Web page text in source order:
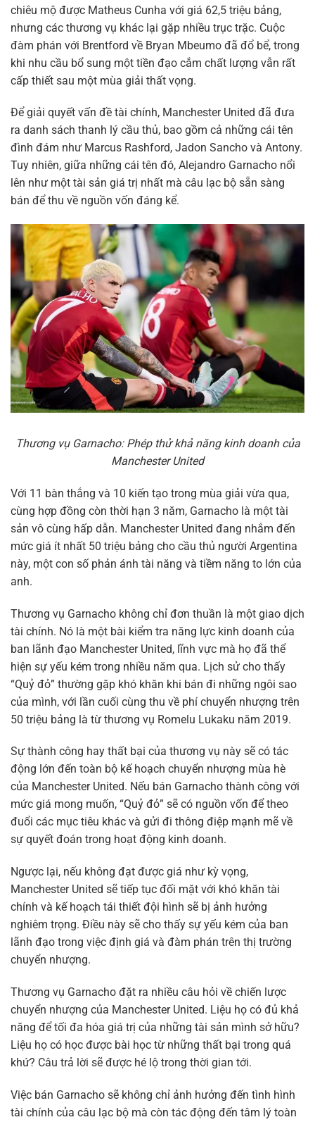
chiêu mộ được Matheus Cunha với giá 62,5 triệu bảng,
nhưng các thương vụ khác lại gặp nhiều trục trặc. Cuộc
đàm phán với Brentford về Bryan Mbeumo đã đổ bể, trong
khi nhu cầu bổ sung một tiền đạo cắm chất lượng vẫn rất
cấp thiết sau một mùa giải thất vọng.
Để giải quyết vấn đề tài chính, Manchester United đã đưa
ra danh sách thanh lý cầu thủ, bao gồm cả những cái tên
đình đám như Marcus Rashford, Jadon Sancho và Antony.
Tuy nhiên, giữa những cái tên đó, Alejandro Garnacho nổi
lên như một tài sản giá trị nhất mà câu lạc bộ sẵn sàng
bán để thu về nguồn vốn đáng kể.
Thương vụ Garnacho: Phép thử khả năng kinh doanh của
Manchester United
Với 11 bàn thắng và 10 kiến tạo trong mùa giải vừa qua,
cùng hợp đồng còn thời hạn 3 năm, Garnacho là một tài
sản vô cùng hấp dẫn. Manchester United đang nhắm đến
mức giá ít nhất 50 triệu bảng cho cầu thủ người Argentina
này, một con số phản ánh tài năng và tiềm năng to lớn của
anh.
Thương vụ Garnacho không chỉ đơn thuần là một giao dịch
tài chính. Nó là một bài kiểm tra năng lực kinh doanh của
ban lãnh đạo Manchester United, lĩnh vực mà họ đã thể
hiện sự yếu kém trong nhiều năm qua. Lịch sử cho thấy
“Quỷ đỏ” thường gặp khó khăn khi bán đi những ngôi sao
của mình, với lần cuối cùng thu về phí chuyển nhượng trên
50 triệu bảng là từ thương vụ Romelu Lukaku năm 2019.
Sự thành công hay thất bại của thương vụ này sẽ có tác
động lớn đến toàn bộ kế hoạch chuyển nhượng mùa hè
của Manchester United. Nếu bán Garnacho thành công với
mức giá mong muốn, “Quỷ đỏ” sẽ có nguồn vốn để theo
đuổi các mục tiêu khác và gửi đi thông điệp mạnh mẽ về
sự quyết đoán trong hoạt động kinh doanh.
Ngược lại, nếu không đạt được giá như kỳ vọng,
Manchester United sẽ tiếp tục đối mặt với khó khăn tài
chính và kế hoạch tái thiết đội hình sẽ bị ảnh hưởng
nghiêm trọng. Điều này sẽ cho thấy sự yếu kém của ban
lãnh đạo trong việc định giá và đàm phán trên thị trường
chuyển nhượng.
Thương vụ Garnacho đặt ra nhiều câu hỏi về chiến lược
chuyển nhượng của Manchester United. Liệu họ có đủ khả
năng để tối đa hóa giá trị của những tài sản mình sở hữu?
Liệu họ có học được bài học từ những thất bại trong quá
khứ? Câu trả lời sẽ được hé lộ trong thời gian tới.
Việc bán Garnacho sẽ không chỉ ảnh hưởng đến tình hình
tài chính của câu lạc bộ mà còn tác động đến tâm lý toàn